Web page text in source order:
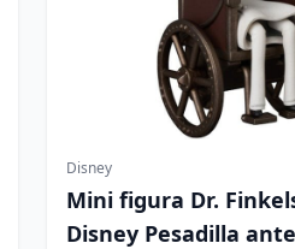
Disney
Mini figura Dr.
Disney Pesadilla